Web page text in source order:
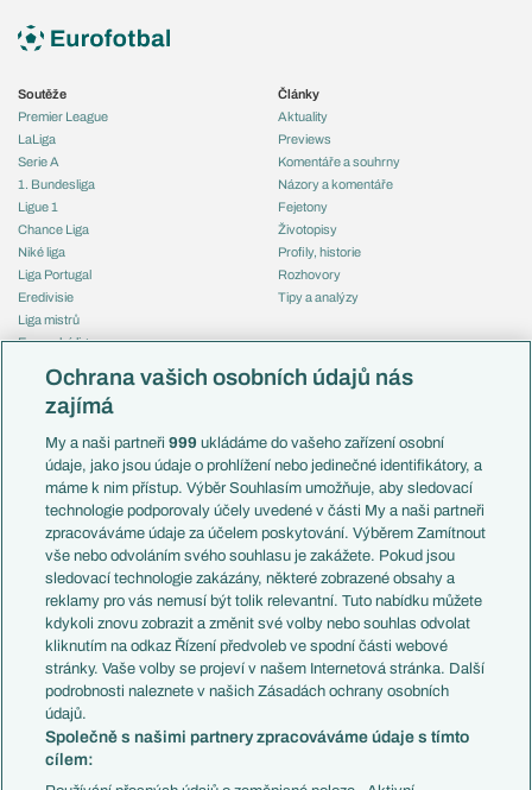
Soutěže
Premier League
LaLiga
Serie A
1. Bundesliga
Ligue 1
Chance Liga
Niké liga
Liga Portugal
Eredivisie
Liga mistrů
Evropská liga
Mistrovství světa
Liga národů
Témata
Představení týmů MS
EuroSkauting
PL v kostce
Evropské koeficienty
Přestupy
Přestupové spekulace
Zranění
Kluby
Arsenal FC
Chelsea FC
Manchester United
AC Milán
Juventus FC
Články
Aktuality
Previews
Komentáře a souhrny
Názory a komentáře
Fejetony
Životopisy
Profily, historie
Rozhovory
Tipy a analýzy
Česko
Francie
Itálie
Německo
Španělsko
Argentina
Brazílie
Přestupy
Zápasy
Livescore
Tipovací soutěž
Ochrana vašich osobních údajů nás
zajímá
My a naši partneři999 ukládáme do vašeho zařízení osobní
údaje, jako jsou údaje o prohlížení nebo jedinečné identifikátory, a
máme k nim přístup. Výběr Souhlasím umožňuje, aby sledovací
technologie podporovaly účely uvedené v části My a naši partneři
zpracováváme údaje za účelem poskytování. Výběrem Zamítnout
vše nebo odvoláním svého souhlasu je zakážete. Pokud jsou
sledovací technologie zakázány, některé zobrazené obsahy a
reklamy pro vás nemusí být tolik relevantní. Tuto nabídku můžete
kdykoli znovu zobrazit a změnit své volby nebo souhlas odvolat
kliknutím na odkaz Řízení předvoleb ve spodní části webové
stránky. Vaše volby se projeví v našem Internetová stránka. Další
podrobnosti naleznete v našich Zásadách ochrany osobních
údajů.
Společně s našimi partnery zpracováváme údaje s tímto
cílem: